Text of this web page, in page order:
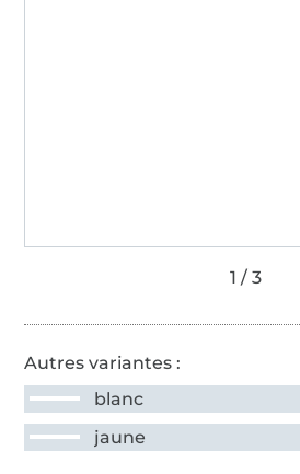
Autres variantes :
blanc
jaune